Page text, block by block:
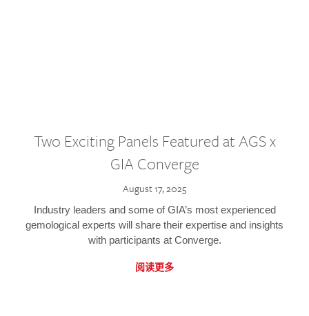
Two Exciting Panels Featured at AGS x
GIA Converge
August 17, 2025
Industry leaders and some of GIA’s most experienced
gemological experts will share their expertise and insights
with participants at Converge.
阅读更多